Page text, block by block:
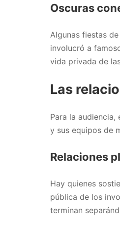
Oscuras
Algunas fiestas
involucró a
vida privada de
Las
Para la
y sus equipos de
Relaciones
Hay quienes
pública de los
terminan